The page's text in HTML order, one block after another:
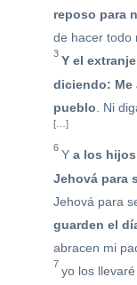
reposo para
de hacer todo
3 Y el
diciendo: Me
pueblo . Ni
[…]
6 Y a los
Jehová para
Jehová para
guarden el
abracen mi
7 yo los